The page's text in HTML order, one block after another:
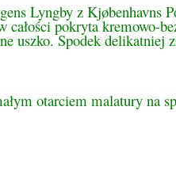
Lyngby z Kjøbenhavns
całości pokryta kremowo-
uszko. Spodek delikatniej
otarciem malatury na